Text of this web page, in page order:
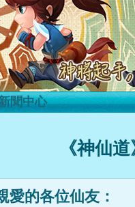
聞中心
《神仙
愛的各位仙友：